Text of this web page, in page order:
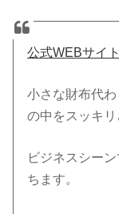
公式WEBサイト
小さな財布代
の中をスッキリ
ビジネスシー
ちます。